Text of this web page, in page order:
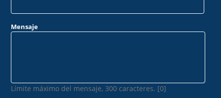
Mensaje
Límite máximo del mensaje, 300 caracteres. [0]